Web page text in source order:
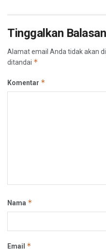
Tinggalkan Balasan
Alamat email Anda tidak akan
ditandai *
Komentar *
Nama *
Email *